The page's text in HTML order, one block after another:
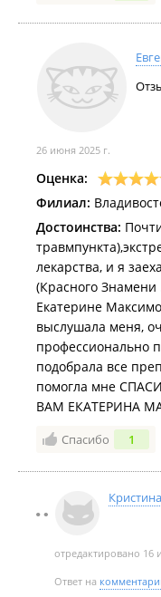
26 июня 2025 г.
Оценка:
Филиал:
Достоинства:
лекарства, и я
(Красного
Екатерине
выслушала меня,
профессионально
подобрала все
помогла мне
ВАМ ЕКАТЕРИНА
Спасибо 1
Кристина
отредактировано 16
Ответ на